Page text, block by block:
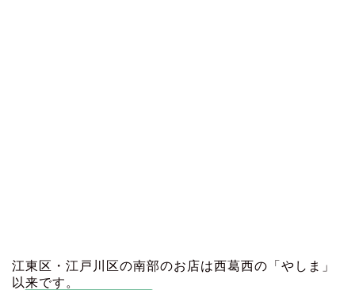
江東区・江戸川区の南部のお店は西葛西の「やしま」
以来です。